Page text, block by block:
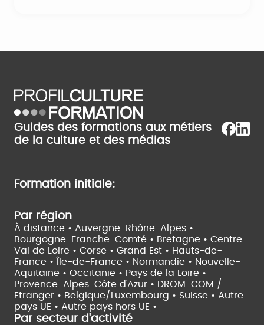
Guides des formations aux métiers
de la culture et des médias
Formation initiale:
Par région
À distance • Auvergne-Rhône-Alpes •
Bourgogne-Franche-Comté • Bretagne • Centre-
Val de Loire • Corse • Grand Est • Hauts-de-
France •
Île-de-France • Normandie • Nouvelle-
Aquitaine • Occitanie • Pays de la Loire •
Provence-Alpes-Côte d'Azur • DROM-COM /
Etranger • Belgique/Luxembourg • Suisse • Autre
pays UE • Autre pays hors UE •
Par secteur d'activité